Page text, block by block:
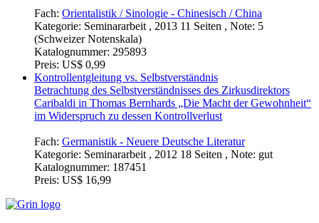
Fach: Orientalistik / Sinologie - Chinesisch / China
Kategorie: Seminararbeit , 2013 11 Seiten , Note: 5
(Schweizer Notenskala)
Katalognummer: 295893
Preis: US$ 0,99
Kontrollentgleitung vs. Selbstverständnis
Betrachtung des Selbstverständnisses des Zirkusdirektors
Caribaldi in Thomas Bernhards „Die Macht der Gewohnheit“
im Widerspruch zu dessen Kontrollverlust
Fach: Germanistik - Neuere Deutsche Literatur
Kategorie: Seminararbeit , 2012 18 Seiten , Note: gut
Katalognummer: 187451
Preis: US$ 16,99